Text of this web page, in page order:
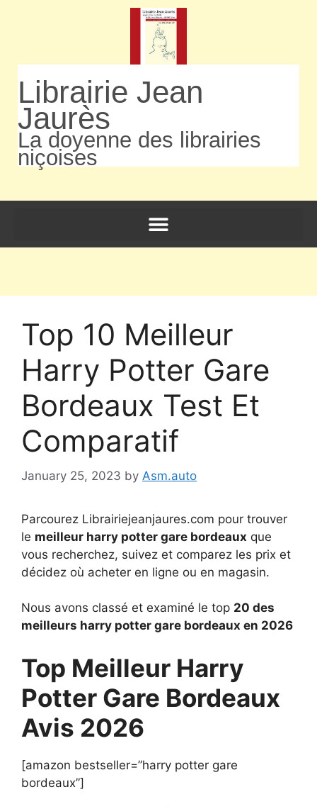
Librairie Jean
Jaurès
La doyenne des librairies
niçoises
Top 10 Meilleur
Harry Potter Gare
Bordeaux Test Et
Comparatif
January 25, 2023 by Asm.auto
Parcourez Librairiejeanjaures.com pour trouver
le meilleur harry potter gare bordeaux que
vous recherchez, suivez et comparez les prix et
décidez où acheter en ligne ou en magasin.
Nous avons classé et examiné le top 20 des
meilleurs harry potter gare bordeaux en 2026
Top Meilleur Harry
Potter Gare Bordeaux
Avis 2026
[amazon bestseller=”harry potter gare
bordeaux”]